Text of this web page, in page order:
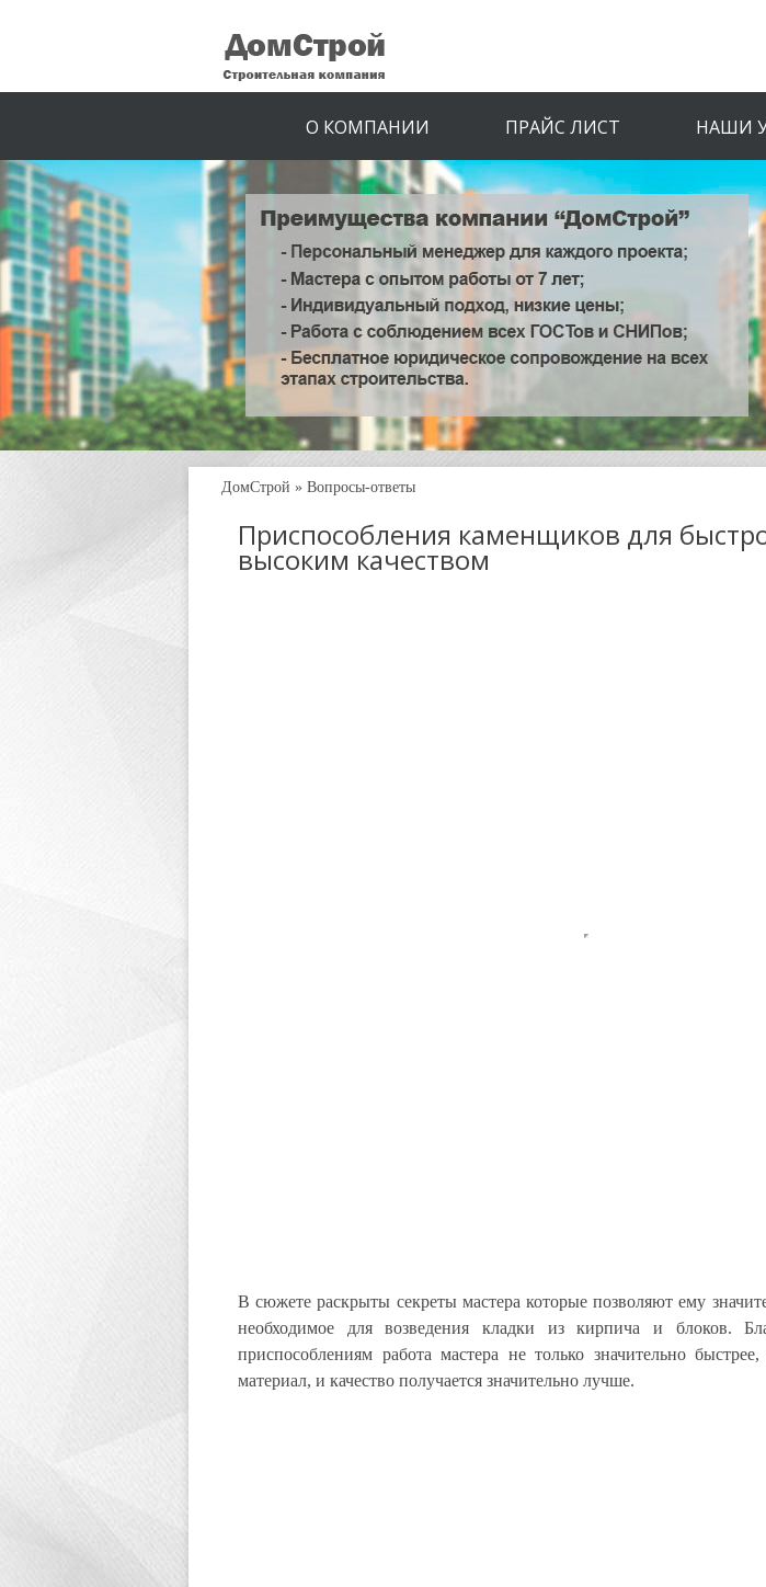
О КОМПАНИИ ПРАЙС ЛИСТ НАШИ
ДомСтрой » Вопросы-ответы
Приспособления каменщиков для
высоким качеством
В сюжете раскрыты секреты мастера которые позволяют ему
необходимое для возведения кладки из кирпича и блоков.
приспособлениям работа мастера не только значительно
материал, и качество получается значительно лучше.